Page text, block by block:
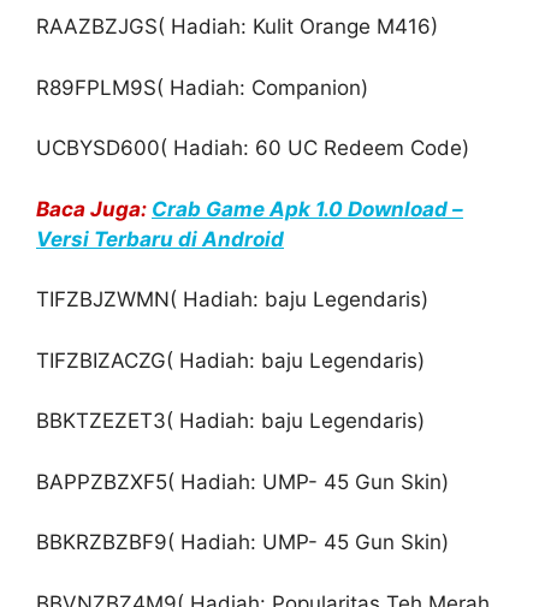
RAAZBZJGS( Hadiah: Kulit Orange M416)
R89FPLM9S( Hadiah: Companion)
UCBYSD600( Hadiah: 60 UC Redeem Code)
Baca Juga: Crab Game Apk 1.0 Download –
Versi Terbaru di Android
TIFZBJZWMN( Hadiah: baju Legendaris)
TIFZBIZACZG( Hadiah: baju Legendaris)
BBKTZEZET3( Hadiah: baju Legendaris)
BAPPZBZXF5( Hadiah: UMP- 45 Gun Skin)
BBKRZBZBF9( Hadiah: UMP- 45 Gun Skin)